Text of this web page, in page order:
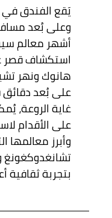
يَقع الفندق
وعلى بُعد
أشهر معالم
استكشاف قصر
هانوك ونهر
على بُعد دقائق
غاية الروعة،
على الأقدام
وأبرز معالمها
تشانغدوكغونغ
بتجربة ثقافية